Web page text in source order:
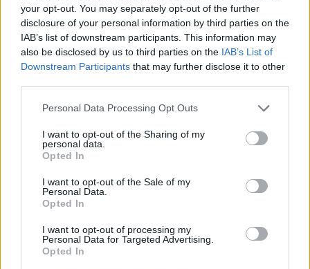
your opt-out. You may separately opt-out of the further
disclosure of your personal information by third parties on the
IAB’s list of downstream participants. This information may
also be disclosed by us to third parties on the IAB’s List of
Downstream Participants that may further disclose it to other
Please note that this website/app uses one or more Google
not limited to your visit or usage behaviour. You may click to
grant or deny consent to Google and its third-party tags to
use your data for below specified purposes in below Google
consent section.
Personal Data Processing Opt Outs
I want to opt-out of the Sharing of my
personal data.
Opted In
I want to opt-out of the Sale of my
Personal Data.
Opted In
I want to opt-out of processing my
Personal Data for Targeted Advertising.
Opted In
elindítója vagyok egy folyamatnak De van egy nyomós
érv, egy erős motívum: Saját kötethez sok pénz kell, a
kiadók nem nagyon kapkodnak a versek után (a krimi és
társaik jobban jövedelmeznek), a folyóiratoknál ezren
állnak sorban a közlésre várva. A nyilvánosság meg mégis
kellene. Így született ez a közösködés.
Hogyan választotta ki a partnereket?
Valamilyen módon mind a képzőművészettel
foglalkoznak. Ki kellékes a Bárkán, mint Kiss Réka Judit, ki
de megtalálhatók közöttük a barátnőm húgai is.
Odaadtam nekik a verseimet, s arra kértem őket, olvasás